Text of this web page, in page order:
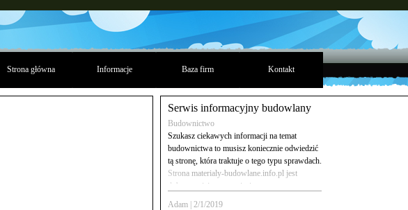
Strona główna Informacje Baza firm Kontakt
Serwis informacyjny budowlany
Budownictwo
Szukasz ciekawych informacji na temat
budownictwa to musisz koniecznie odwiedzić
tą stronę, która traktuje o tego typu sprawdach.
Strona materialy-budowlane.info.pl jest
dobrym miejscem w sieci.
Adam| 2/1/2019